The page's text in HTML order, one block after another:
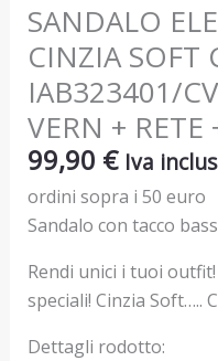
SANDALO
CINZIA SOFT
IAB323401/
VERN + RETE
99,90 € Iva
ordini sopra i 50 euro
Sandalo con tacco
Rendi unici i tuoi
speciali! Cinzia Soft…..
Dettagli rodotto: